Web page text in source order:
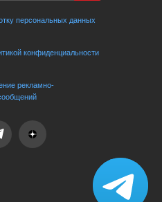
персональных данных
конфиденциальности
рекламно-